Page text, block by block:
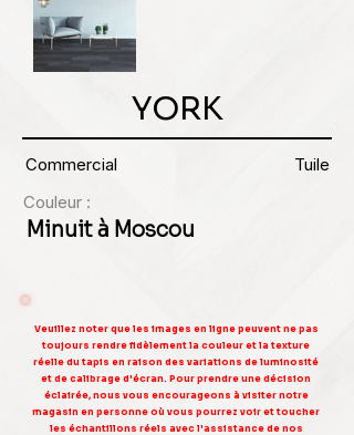
YORK
Commercial
Tuile
Couleur :
Minuit à Moscou
Veuillez noter que les images en ligne peuvent ne pas
toujours rendre fidèlement la couleur et la texture
réelle du tapis en raison des variations de luminosité
et de calibrage d'écran. Pour prendre une décision
éclairée, nous vous encourageons à visiter notre
magasin en personne où vous pourrez voir et toucher
les échantillons réels avec l'assistance de nos